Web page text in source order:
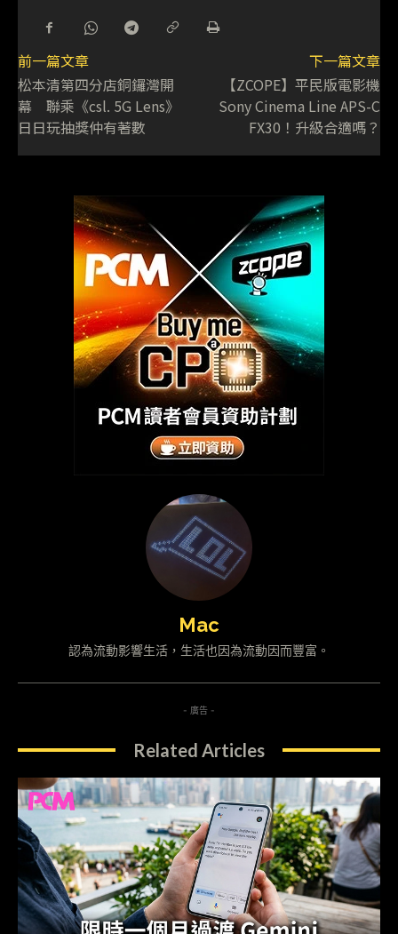
前一篇文章
松本清第四分店銅鑼灣開
幕 聯乘《csl. 5G Lens》
日日玩抽獎仲有著數
下一篇文章
【ZCOPE】平民版電影機
Sony Cinema Line APS-C
FX30！升級合適嗎？
Mac
認為流動影響生活，生活也因為流動因而豐富。
- 廣告 -
Related Articles